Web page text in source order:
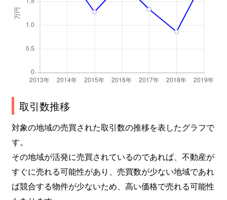
取引数推移
対象の地域の売買された取引数の推移を表したグラフで
す。
その地域が活発に売買されているのであれば、不動産が
すぐに売れる可能性があり、売買数が少ない地域であれ
ば競合する物件が少ないため、高い価格で売れる可能性